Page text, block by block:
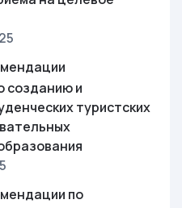
созданию и
туристских
по